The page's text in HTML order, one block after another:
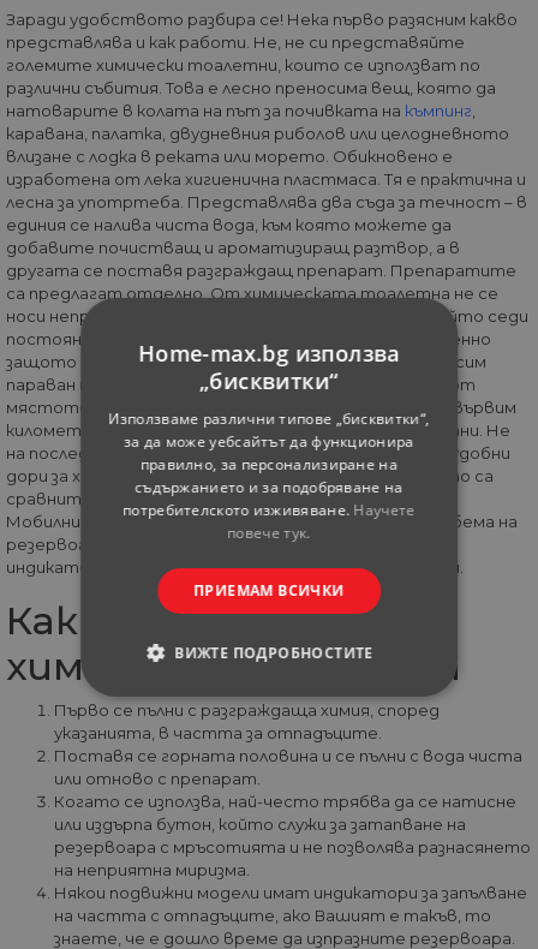
Заради удобството разбира се! Нека първо разясним какво
представлява и как работи. Не, не си представяйте
големите химически тоалетни, които се използват по
различни събития. Това е лесно преносима вещ, която да
натоварите в колата на път за почивката на къмпинг
каравана, палатка, двудневния риболов или целодневното
влизане с лодка в реката или морето. Обикновено е
изработена от лека хигиенична пластмаса. Тя е практична и
лесна за употртеба. Представлява два съда за течност – в
единия се налива чиста вода, към която можете да
добавите почистващ и ароматизиращ разтвор, а в
другата се поставя разграждащ препарат. Препаратите
са предлагат отделно. От химическата тоалетна не се
носи неприятна миризма, заради междиния капак, който седи
постоянно затворен, освен когато се използва. Именно
защото не се носи миризма, можем да вземем преносим
параван и да я разположим на неголямо разстояние от
мястото, на което сме се разположили, вместо да вървим
километър и да се притесняваме от дивите животни. Не
на последно място повечето такива тоалетни са удобни
дори за хора с трудност при някои движения, защото са
сравнително високи – около и над 40 см.
Мобилните тоалетни могат да се различават по обема на
резервоарите и някои допълнителни екстри, като
индикатор за напълване, тръба за изпразване и други.
Как да използваме
химическа тоалетна
Първо се пълни с разграждаща химия, според
указанията, в частта за отпадъците.
Поставя се горната половина и се пълни с вода чиста
или отново с препарат.
Когато се използва, най-често трябва да се натисне
или издърпа бутон, който служи за затапване на
резервоара с мръсотията и не позволява разнасянето
на неприятна миризма.
Някои подвижни модели имат индикатори за запълване
на частта с отпадъците, ако Вашият е такъв, то
знаете, че е дошло време да изпразните резервоара.
Home-max.bg използва
„бисквитки“
Използваме различни типове „бисквитки“,
за да може уебсайтът да функционира
правилно, за персонализиране на
съдържанието и за подобряване на
потребителското изживяване. Научете
повече тук.
ПРИЕМАМ ВСИЧКИ
ВИЖТЕ ПОДРОБНОСТИТЕ
СТРОГО НЕОБХОДИМИ
СТАТИСТИЧЕСКИ
МАРКЕТИНГOВИ
ФУНКЦИОНАЛНИ
НЕКЛАСИФИЦИРАНИ